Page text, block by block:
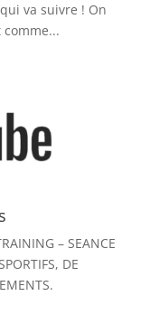
va suivre ! On
– SEANCE
DE